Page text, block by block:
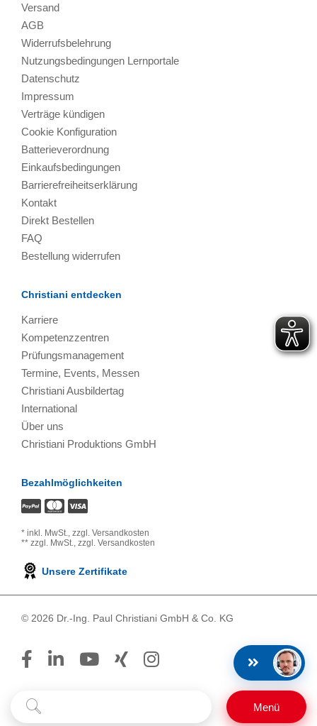
Menü
Versand
AGB
Widerrufsbelehrung
Nutzungsbedingungen Lernportale
Datenschutz
Impressum
Verträge kündigen
Cookie Konfiguration
Batterieverordnung
Einkaufsbedingungen
Barrierefreiheitserklärung
Kontakt
Direkt Bestellen
FAQ
Bestellung widerrufen
Christiani entdecken
Karriere
Kompetenzzentren
Prüfungsmanagement
Termine, Events, Messen
Christiani Ausbildertag
International
Über uns
Christiani Produktions GmbH
Bezahlmöglichkeiten
* inkl. MwSt., zzgl. Versandkosten
** zzgl. MwSt., zzgl. Versandkosten
Unsere Zertifikate
© 2026 Dr.-Ing. Paul Christiani GmbH & Co. KG